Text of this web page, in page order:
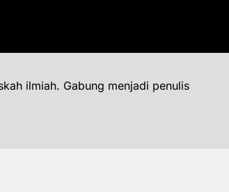
ilmiah. Gabung menjadi penulis